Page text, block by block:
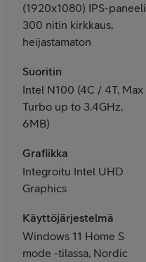
(1920x1080) IPS-paneeli,
300 nitin kirkkaus,
heijastamaton
Suoritin
Intel N100 (4C / 4T, Max
Turbo up to 3.4GHz,
6MB)
Grafiikka
Integroitu Intel UHD
Graphics
Käyttöjärjestelmä
Windows 11 Home S
mode -tilassa, Nordic